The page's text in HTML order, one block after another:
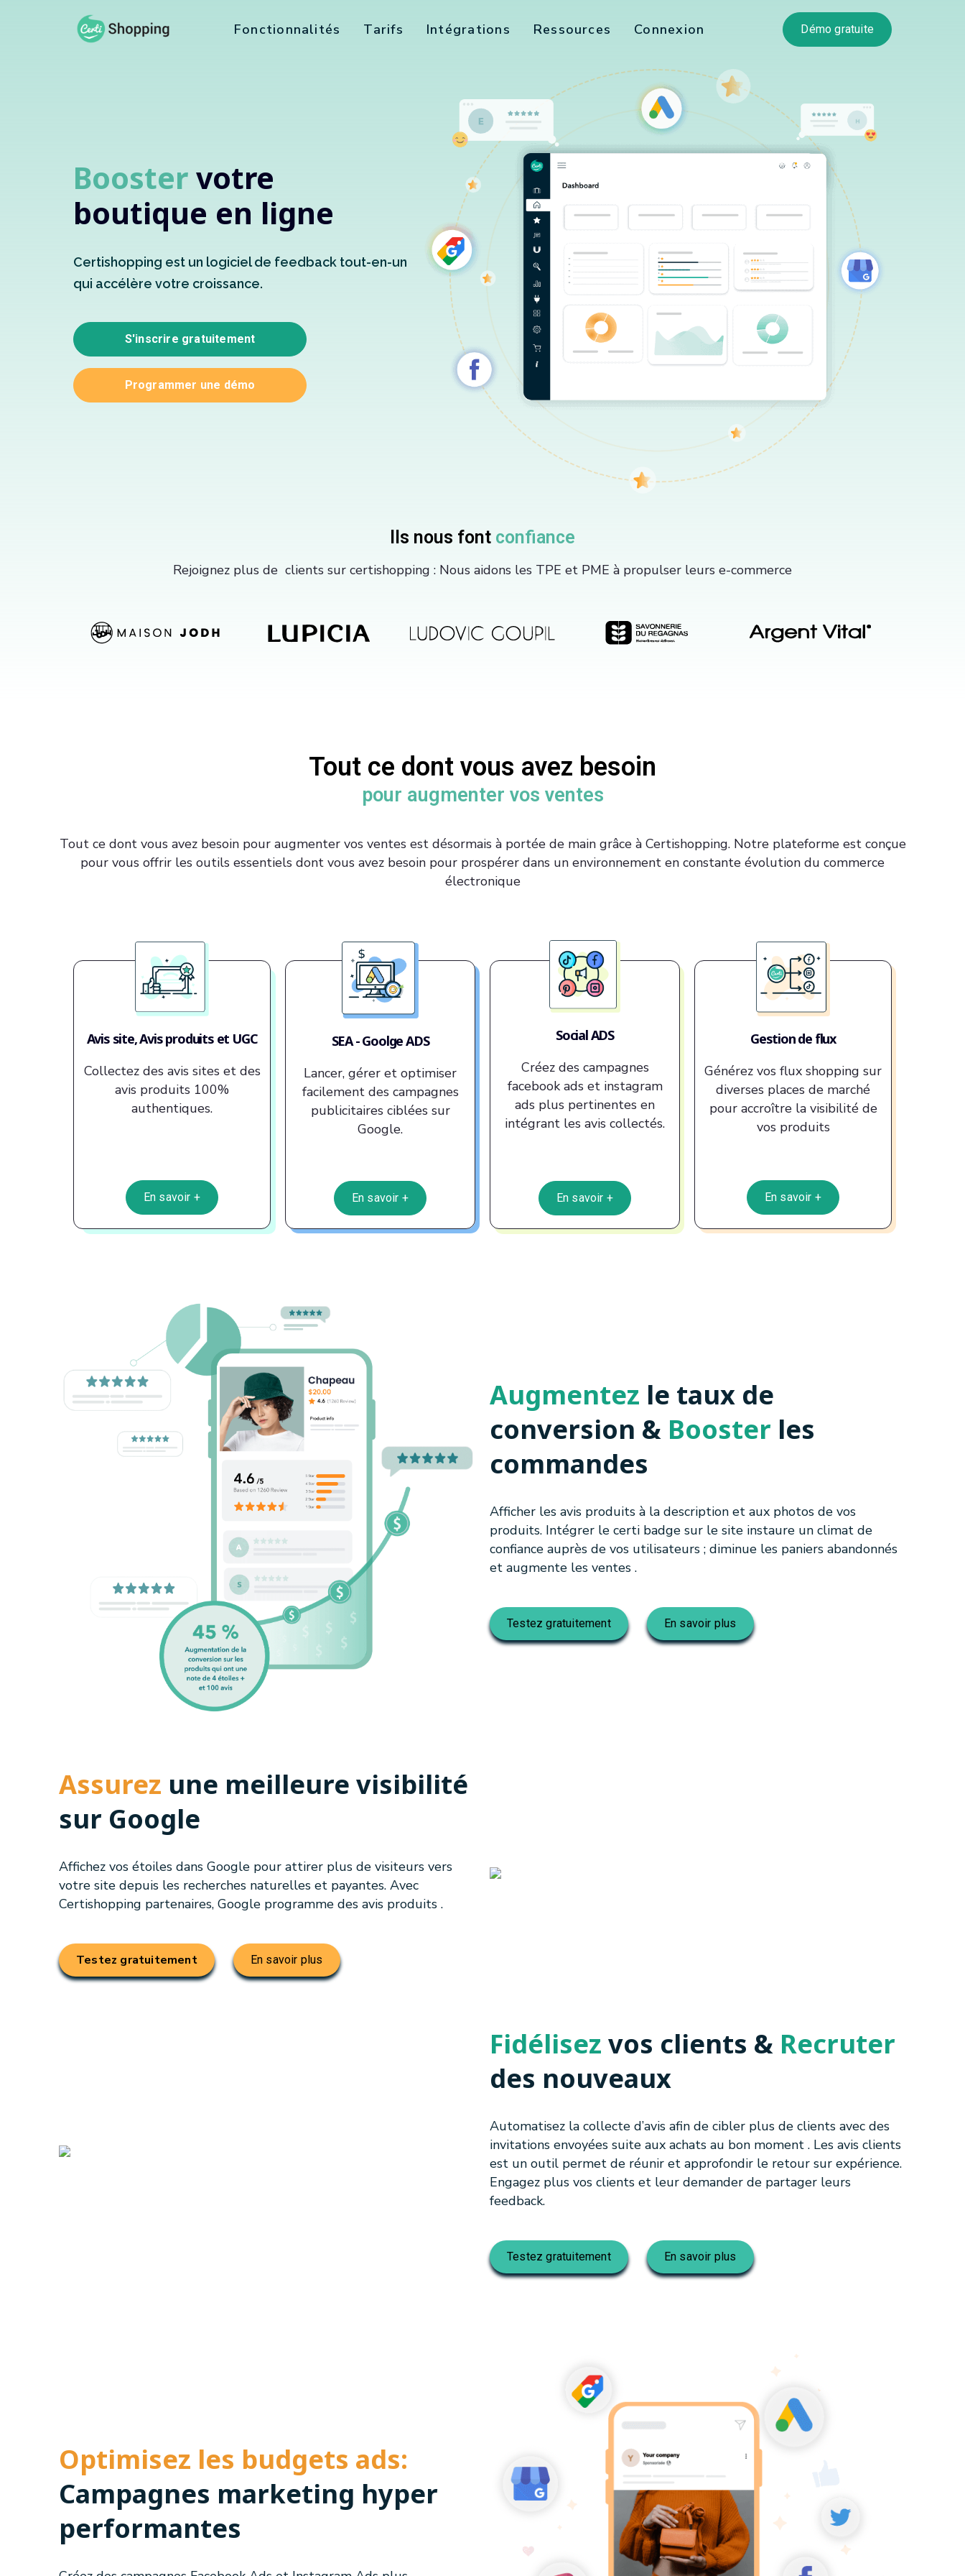
Fonctionnalités Tarifs Intégrations Ressources Connexion Démo gratuite
Boostervotre
boutique en ligne
Certishopping est un logiciel de feedback tout-en-un
qui accélère votre croissance.
S'inscrire gratuitement
Programmer une démo
Ils nous font confiance
Rejoignez plus de clients sur certishopping : Nous aidons les TPE et PME à propulser leurs e-commerce
Tout ce dont vous avez besoin
pour augmenter vos ventes
Tout ce dont vous avez besoin pour augmenter vos ventes est désormais à portée de main grâce à Certishopping. Notre plateforme est conçue
pour vous offrir les outils essentiels dont vous avez besoin pour prospérer dans un environnement en constante évolution du commerce
électronique
Avis site, Avis produits et UGC
Collectez des avis sites et des
avis produits 100%
authentiques.
En savoir +
SEA - Goolge ADS
Lancer, gérer et optimiser
facilement des campagnes
publicitaires ciblées sur
Google.
En savoir +
Social ADS
Créez des campagnes
facebook ads et instagram
ads plus pertinentes en
intégrant les avis collectés.
En savoir +
Gestion de flux
Générez vos flux shopping sur
diverses places de marché
pour accroître la visibilité de
vos produits
En savoir +
Augmentez le taux de
conversion & Booster les
commandes
Afficher les avis produits à la description et aux photos de vos
produits. Intégrer le certi badge sur le site instaure un climat de
confiance auprès de vos utilisateurs ; diminue les paniers abandonnés
et augmente les ventes .
Testez gratuitement En savoir plus
Assurez une meilleure visibilité
sur Google
Affichez vos étoiles dans Google pour attirer plus de visiteurs vers
votre site depuis les recherches naturelles et payantes. Avec
Certishopping partenaires, Google programme des avis produits .
Testez gratuitement En savoir plus
Fidélisez vos clients & Recruter
des nouveaux
Automatisez la collecte d’avis afin de cibler plus de clients avec des
invitations envoyées suite aux achats au bon moment . Les avis clients
est un outil permet de réunir et approfondir le retour sur expérience.
Engagez plus vos clients et leur demander de partager leurs
feedback.
Testez gratuitement En savoir plus
Optimisez les budgets ads:
Campagnes marketing hyper
performantes